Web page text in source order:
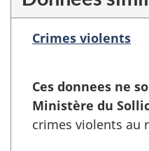
Crimes violents
Ces donnees ne
Ministère du
crimes violents au